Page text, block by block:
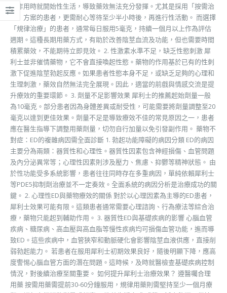
揮作用時就開始性生活，導致藥效無法充分發揮。尤其是採用「按需治
療」方案的患者，更需耐心等待至少半小時後，再進行性活動。 而選擇
「規律治療」的患者，通常每日服用5毫克，持續一個月以上作為評估
週期。這種長期用藥方式，有助於改善陰莖血流及功能，但也需要時間
積累藥效，不能期待立即見效。 2. 性激素水準不足，缺乏性慾刺激 犀
利士並非催情藥物，它不會直接喚起性慾。藥物的作用基於已有的性刺
激下促進陰莖勃起反應。如果患者性慾本身不足，或缺乏足夠的心理和
生理刺激，藥效自然無法完全展現。因此，適當的前戲與情感交流是提
升療效的重要環節。 3. 劑量不足影響效果 犀利士的推薦起始劑量一般
為10毫克。部分患者因為身體差異或耐受性，可能需要將劑量調整至20
毫克以達到更佳效果。劑量不足是導致療效不佳的常見原因之一，患者
應在醫生指導下調整用藥劑量，切勿自行加量以免引發副作用。 藥物不
對症：ED的複雜病因需全面診斷 1. 勃起功能障礙的病因分類 ED的病因
主要分為兩類：器質性和心理性。器質性因素包含神經損傷、血管問題
及內分泌異常等；心理性因素則涉及壓力、焦慮、抑鬱等精神狀態。 由
於性功能受多系統影響，患者往往同時存在多重病因，單純依賴犀利士
等PDE5抑制劑治療並不一定奏效。全面系統的病因分析是治療成功的關
鍵。 2. 心理性ED與藥物療效的關係 對於以心理因素為主導的ED患者，
犀利士效果可能有限。這類患者通常需要心理諮詢、行為療法等綜合治
療，藥物只能起到輔助作用。 3. 器質性ED與基礎疾病的影響 心腦血管
疾病、糖尿病、高血壓與高血脂等慢性疾病均可損傷血管功能，進而導
致ED。這些疾病中，血管狹窄和動脈硬化會影響陰莖血液供應，直接削
弱勃起能力。 若患者在服用犀利士初期效果良好，隨後明顯下降，應高
度警惕心腦血管方面的潛在問題。這時候，及時就醫檢查基礎疾病控制
情況，對後續治療至關重要。 如何提升犀利士治療效果？ 遵醫囑合理
用藥 按需用藥需提前30-60分鐘服用，規律用藥則需堅持至少一個月療